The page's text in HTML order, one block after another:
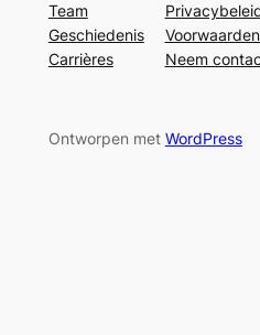
Team
Geschiedenis
Carrières
Neem
Ontworpen met WordPress